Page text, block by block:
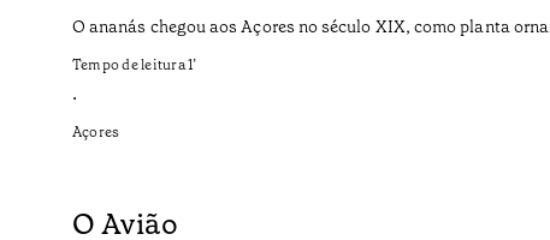
O ananás chegou aos Açores no século XIX, como planta
Tempo de leitura1’
•
Açores
O Avião